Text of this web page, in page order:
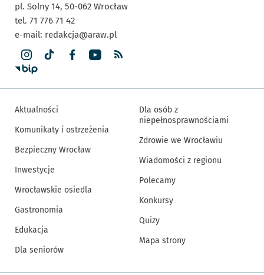
pl. Solny 14, 50-062 Wrocław
tel. 71 776 71 42
e-mail: redakcja@araw.pl
Aktualności
Komunikaty i ostrzeżenia
Bezpieczny Wrocław
Inwestycje
Wrocławskie osiedla
Gastronomia
Edukacja
Dla seniorów
Dla osób z
niepełnosprawnościami
Zdrowie we Wrocławiu
Wiadomości z regionu
Polecamy
Konkursy
Quizy
Mapa strony